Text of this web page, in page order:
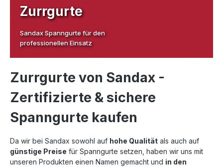
Zurrgurte
Sandax Spanngurte für den
professionellen Einsatz
Zurrgurte von Sandax -
Zertifizierte & sichere
Spanngurte kaufen
Da wir bei Sandax sowohl auf hohe Qualität als auch auf
günstige Preise für Spanngurte setzen, haben wir uns mit
unseren Produkten einen Namen gemacht und in den